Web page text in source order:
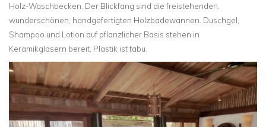
Holz-Waschbecken. Der Blickfang sind die freistehenden,
wunderschönen, handgefertigten Holzbadewannen. Duschgel,
Shampoo und Lotion auf pflanzlicher Basis stehen in
Keramikgläsern bereit, Plastik ist tabu.